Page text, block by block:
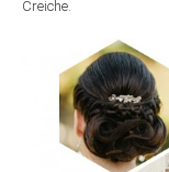
Creiche.